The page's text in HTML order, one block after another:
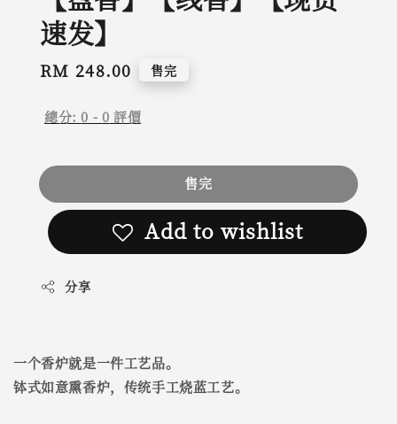
速发】
Regular
RM 248.00 售完
總分:0 - 0 評價
售完
Add to wishlist
分享
一个香炉就是一件工艺品。
钵式如意熏香炉，传统手工烧蓝工艺。